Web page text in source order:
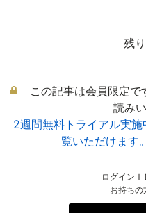
残
この記事は会員限定
読み
2週間無料トライアル実
覧いただけます
ログイン
お持ちの